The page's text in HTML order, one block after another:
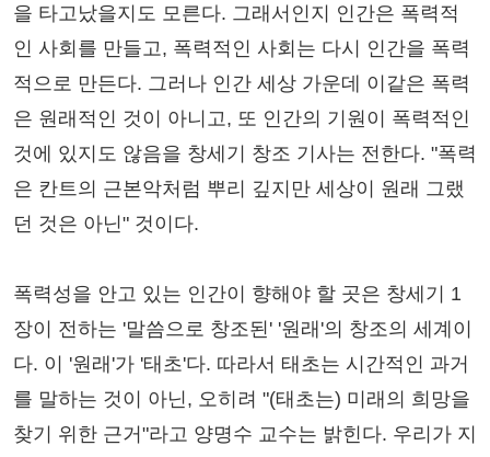
을 타고났을지도 모른다. 그래서인지 인간은 폭력적
인 사회를 만들고, 폭력적인 사회는 다시 인간을 폭력
적으로 만든다. 그러나 인간 세상 가운데 이같은 폭력
은 원래적인 것이 아니고, 또 인간의 기원이 폭력적인
것에 있지도 않음을 창세기 창조 기사는 전한다. "폭력
은 칸트의 근본악처럼 뿌리 깊지만 세상이 원래 그랬
던 것은 아닌" 것이다.
폭력성을 안고 있는 인간이 향해야 할 곳은 창세기 1
장이 전하는 '말씀으로 창조된' '원래'의 창조의 세계이
다. 이 '원래'가 '태초'다. 따라서 태초는 시간적인 과거
를 말하는 것이 아닌, 오히려 "(태초는) 미래의 희망을
찾기 위한 근거"라고 양명수 교수는 밝힌다. 우리가 지